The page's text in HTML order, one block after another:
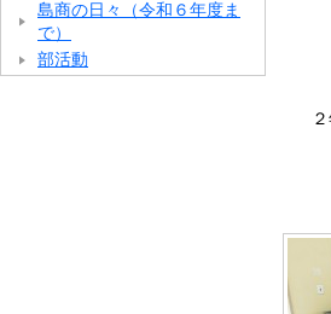
２
島商の日々（令和６年度ま
で）
部活動